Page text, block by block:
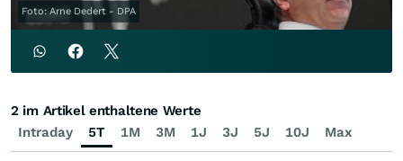
Foto: Arne Dedert - DPA
Intraday 5T 1M 3M 1J 3J 5J 10J Max
2 im Artikel enthaltene Werte